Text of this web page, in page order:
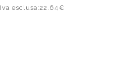
Iva esclusa:22.64€